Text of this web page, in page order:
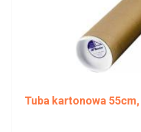
Tuba kartonowa